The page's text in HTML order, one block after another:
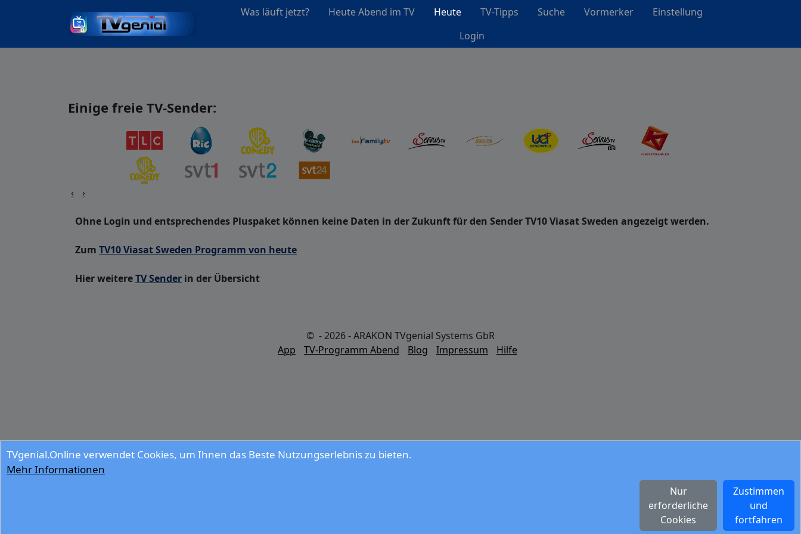
Was läuft jetzt? Heute Abend im TV Heute TV-Tipps Suche Vormerker
Einstellung
Login
TVgenial.Online verwendet Cookies, um Ihnen das Beste Nutzungserlebnis zu bieten.
Mehr Informationen
Zustimmen
und
fortfahren
Nur
erforderliche
Cookies
Einige freie TV-Sender:
‹ ›
Ohne Login und entsprechendes Pluspaket können keine Daten in der Zukunft für den Sender TV10 Viasat Sweden angezeigt werden.
Zum TV10 Viasat Sweden Programm von heute
Hier weitereTV Sender in der Übersicht
© - 2026 - ARAKON TVgenial Systems GbR
App
TV-Programm Abend Blog Impressum Hilfe